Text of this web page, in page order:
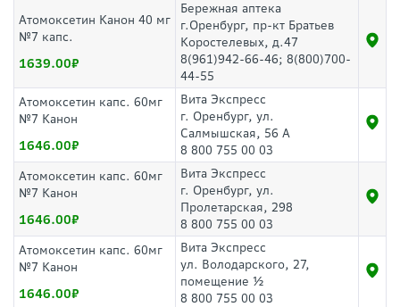
Атомоксетин Канон 40 мг
№7 капс.
1639.00
Бережная аптека
г.Оренбург, пр-кт Братьев
Коростелевых, д.47
8(961)942-66-46; 8(800)700-
44-55
Атомоксетин капс. 60мг
№7 Канон
1646.00
Вита Экспресс
г. Оренбург, ул.
Салмышская, 56 А
8 800 755 00 03
Атомоксетин капс. 60мг
№7 Канон
1646.00
Вита Экспресс
г. Оренбург, ул.
Пролетарская, 298
8 800 755 00 03
Атомоксетин капс. 60мг
№7 Канон
1646.00
Вита Экспресс
ул. Володарского, 27,
помещение ½
8 800 755 00 03